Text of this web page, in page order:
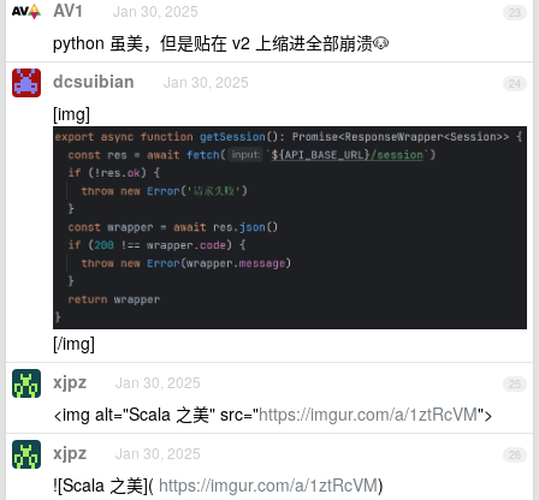
23
AV1 Jan 30, 2025
python 虽美，但是贴在 v2 上缩进全部崩溃🐶
24
dcsuibian Jan 30, 2025
[img]
[/img]
25
xjpz Jan 30, 2025
<img alt="Scala 之美" src="https://imgur.com/a/1ztRcVM">
26
xjpz Jan 30, 2025
![Scala 之美]( https://imgur.com/a/1ztRcVM)